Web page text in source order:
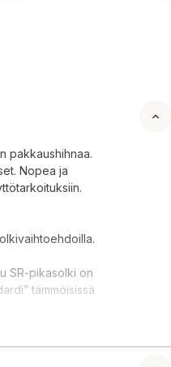
pakkaushihnaa.
Nopea ja
SR-pikasolki on
tämmöisissä